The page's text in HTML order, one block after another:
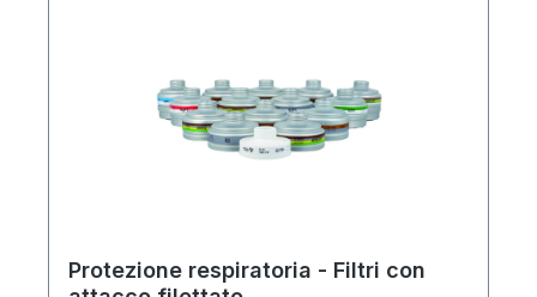
Protezione respiratoria - Filtri con